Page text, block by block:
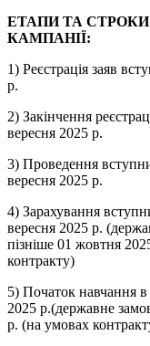
ЕТАПИ ТА
КАМПАНІЇ:
1) Реєстрація заяв
р.
2) Закінчення
вересня 2025 р.
3) Проведення
вересня 2025 р.
4) Зарахування
вересня 2025 р.
пізніше 01 жовтня
контракту)
5) Початок навчання в
2025 р.(державне
р. (на умовах